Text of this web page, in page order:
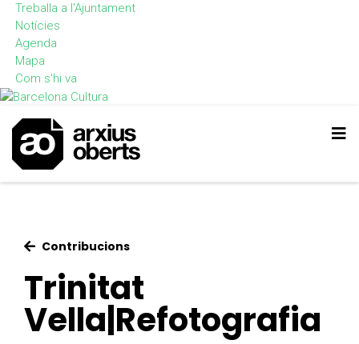
Treballa a l'Ajuntament
Notícies
Agenda
Mapa
Com s'hi va
Contribucions
Trinitat
Vella|Refotografia